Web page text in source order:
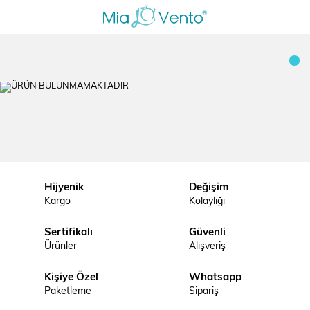
Hijyenik
Kargo
Değişim
Kolaylığı
Sertifikalı
Ürünler
Güvenli
Alışveriş
Kişiye Özel
Paketleme
Whatsapp
Sipariş